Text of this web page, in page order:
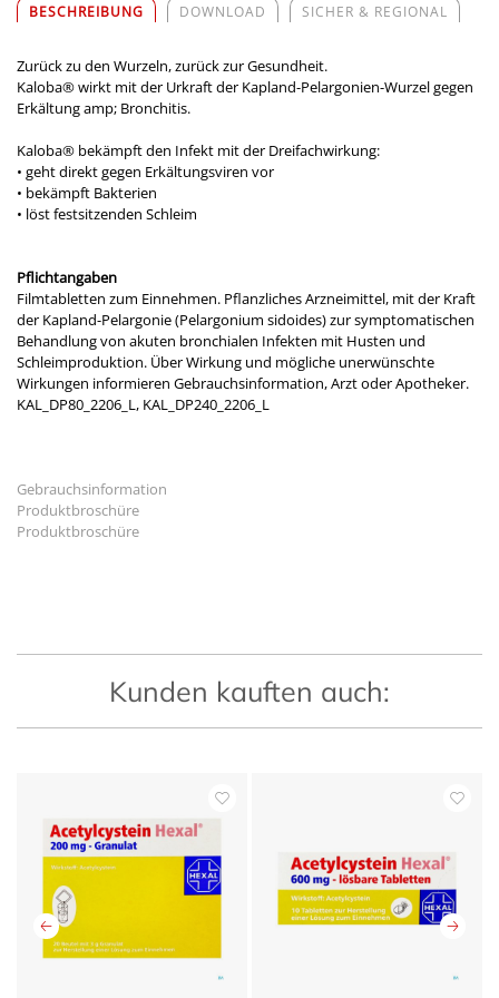
BESCHREIBUNG DOWNLOAD SICHER & REGIONAL
Zurück zu den Wurzeln, zurück zur Gesundheit.
Kaloba® wirkt mit der Urkraft der Kapland-Pelargonien-Wurzel gegen
Erkältung amp; Bronchitis.
Kaloba® bekämpft den Infekt mit der Dreifachwirkung:
• geht direkt gegen Erkältungsviren vor
• bekämpft Bakterien
• löst festsitzenden Schleim
Pflichtangaben
Filmtabletten zum Einnehmen. Pflanzliches Arzneimittel, mit der Kraft
der Kapland-Pelargonie (Pelargonium sidoides) zur symptomatischen
Behandlung von akuten bronchialen Infekten mit Husten und
Schleimproduktion. Über Wirkung und mögliche unerwünschte
Wirkungen informieren Gebrauchsinformation, Arzt oder Apotheker.
KAL_DP80_2206_L, KAL_DP240_2206_L
Gebrauchsinformation
Produktbroschüre
Produktbroschüre
Kunden kauften auch: